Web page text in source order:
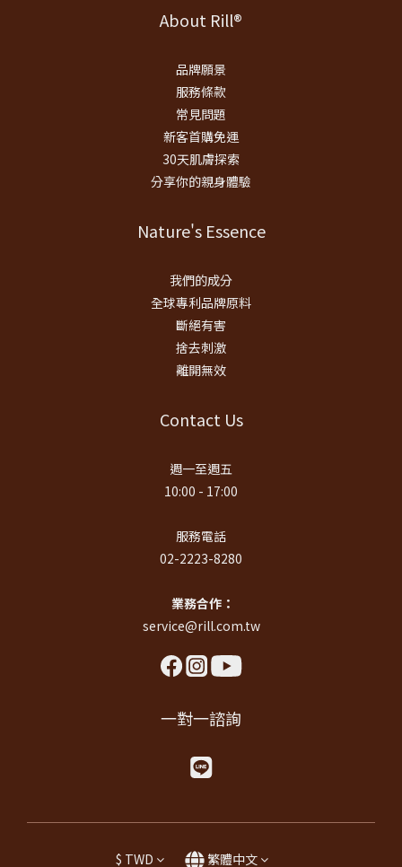
About Rill®
品牌願景
服務條款
常見問題
新客首購免運
30天肌膚探索
分享你的親身體驗
Nature's Essence
我們的成分
全球專利品牌原料
斷絕有害
捨去刺激
離開無效
Contact Us
週一至週五
10:00 - 17:00
服務電話
02-2223-8280
業務合作：
service@rill.com.tw
一對一諮詢
$ TWD 繁體中文